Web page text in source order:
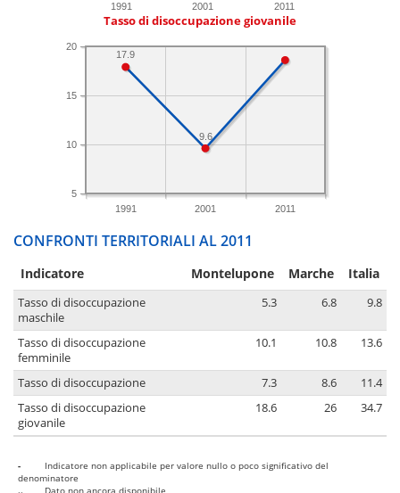
1991 2001 2011
Tasso di disoccupazione giovanile
1991 2001 2011
5
10
15
20
9.6
17.9
CONFRONTI TERRITORIALI AL 2011
Indicatore Montelupone Marche Italia
Tasso di disoccupazione
maschile
5.3 6.8 9.8
Tasso di disoccupazione
femminile
10.1 10.8 13.6
Tasso di disoccupazione 7.3 8.6
11.4
Tasso di disoccupazione
giovanile
18.6 26 34.7
-
Indicatore non applicabile per valore nullo o poco significativo del
denominatore